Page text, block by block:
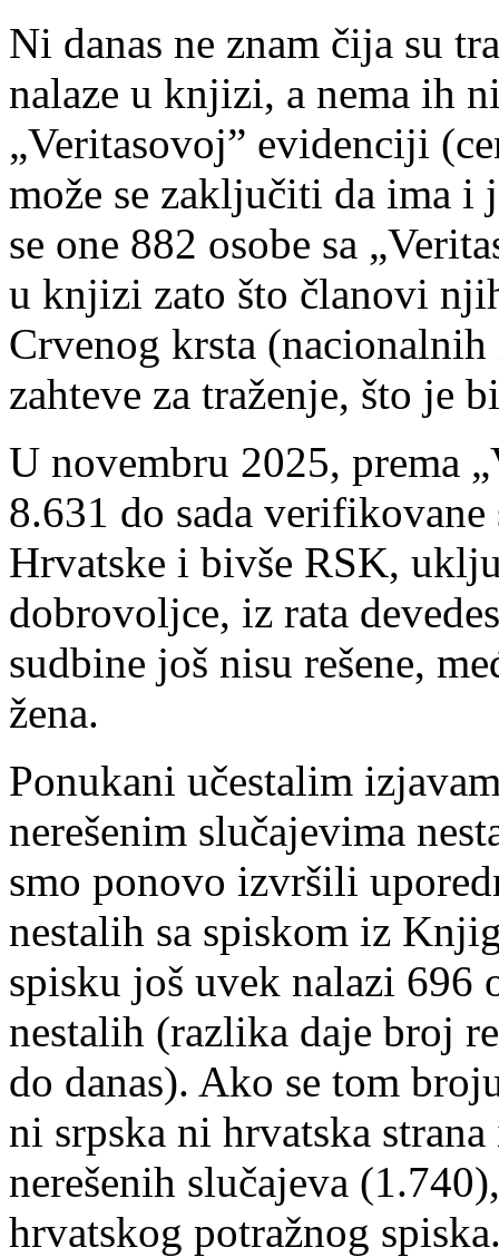
Ni danas ne znam čija su
nalaze u knjizi, a nema ih
„Veritasovoj” evidenciji
može se zaključiti da ima i
se one 882 osobe sa
u knjizi zato što članovi
Crvenog krsta
zahteve za traženje, što je
U novembru 2025, prema
8.631 do sada
Hrvatske i bivše RSK,
dobrovoljce, iz rata
sudbine još nisu rešene,
žena.
Ponukani učestalim
nerešenim slučajevima
smo ponovo izvršili
nestalih sa spiskom iz
spisku još uvek nalazi 696
nestalih (razlika daje broj
do danas). Ako se tom
ni srpska ni hrvatska
nerešenih slučajeva
hrvatskog potražnog